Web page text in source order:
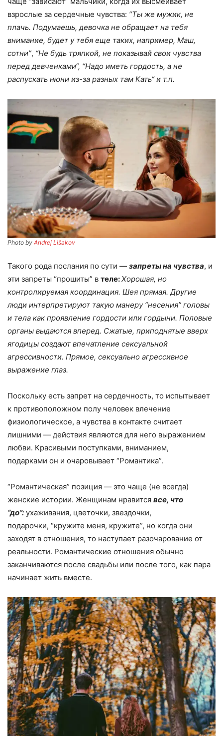
взрослые за сердечные чувства: “Ты же мужик, не
плачь. Подумаешь, девочка не обращает на тебя
внимание, будет у тебя еще таких, например, Маш,
сотни”, “Не будь тряпкой, не показывай свои чувства
перед девченками“, “Надо иметь гордость, а не
распускать нюни из-за разных там Кать“и т.п.
Photo by Andrej Lišakov
Такого рода послания по сути — запреты на чувства, и
эти запреты “прошиты” в теле:Хорошая, но
контролируемая координация. Шея прямая. Другие
люди интерпретируют такую манеру “несения” головы
и тела как проявление гордости или гордыни. Половые
органы выдаются вперед. Сжатые, приподнятые вверх
ягодицы создают впечатление сексуальной
агрессивности. Прямое, сексуально агрессивное
выражение глаз.
Поскольку есть запрет на сердечность, то испытывает
к противоположном полу человек влечение
физиологическое, а чувства в контакте считает
лишними — действия являются для него выражением
любви. Красивыми поступками, вниманием,
подарками он и очаровывает “Романтика”.
“Романтическая” позиция — это чаще (не всегда)
женские истории. Женщинам нравится все, что
“до”: ухаживания, цветочки, звездочки,
подарочки, “кружите меня, кружите”, но когда они
заходят в отношения, то наступает разочарование от
реальности. Романтические отношения обычно
заканчиваются после свадьбы или после того, как пара
начинает жить вместе.